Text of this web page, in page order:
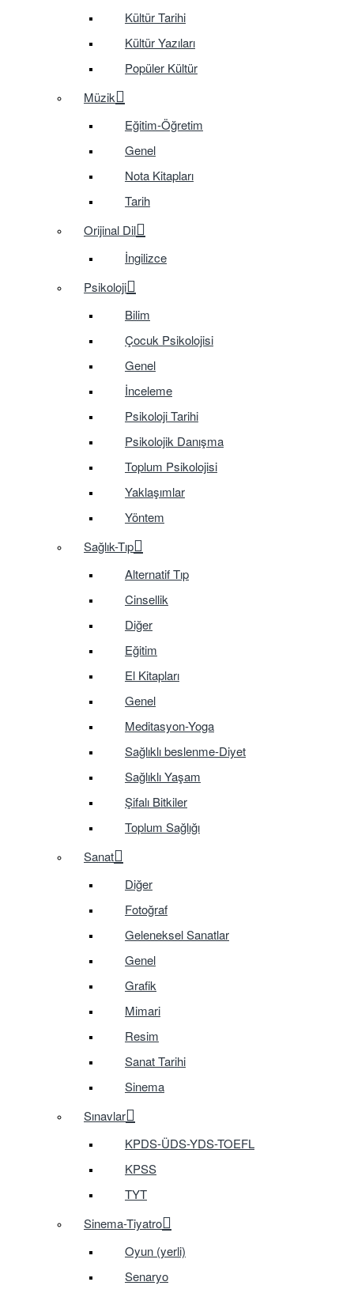
Kültür Tarihi
Kültür Yazıları
Popüler Kültür
Müzik
Eğitim-Öğretim
Genel
Nota Kitapları
Tarih
Orijinal Dil
İngilizce
Psikoloji
Bilim
Çocuk Psikolojisi
Genel
İnceleme
Psikoloji Tarihi
Psikolojik Danışma
Toplum Psikolojisi
Yaklaşımlar
Yöntem
Sağlık-Tıp
Alternatif Tıp
Cinsellik
Diğer
Eğitim
El Kitapları
Genel
Meditasyon-Yoga
Sağlıklı beslenme-Diyet
Sağlıklı Yaşam
Şifalı Bitkiler
Toplum Sağlığı
Sanat
Diğer
Fotoğraf
Geleneksel Sanatlar
Genel
Grafik
Mimari
Resim
Sanat Tarihi
Sinema
Sınavlar
KPDS-ÜDS-YDS-TOEFL
KPSS
TYT
Sinema-Tiyatro
Oyun (yerli)
Senaryo